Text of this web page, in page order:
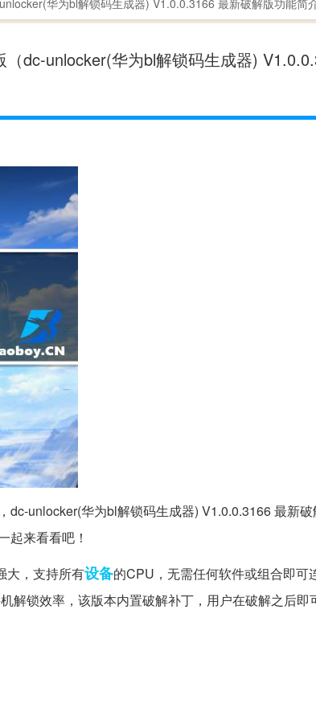
dc-unlocker(华为bl解锁码生成器)
dc-unlocker(华为bl解锁码生成器) V1.0.0.3166 最新
起来看看吧！
，支持所有设备的CPU，无需任何软件或组合即可
解锁效率，该版本内置破解补丁，用户在破解之后即